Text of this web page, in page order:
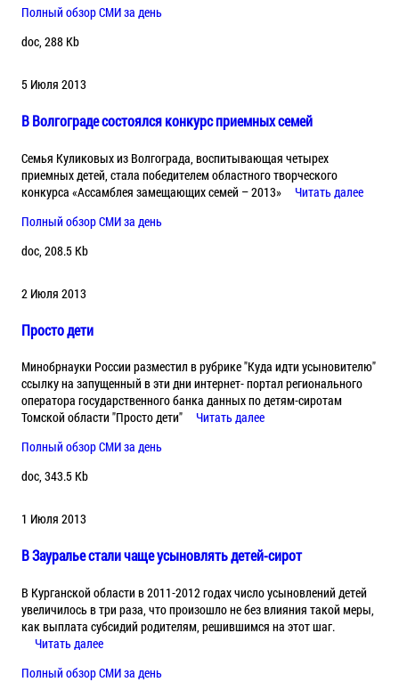
Полный обзор СМИ за день
doc, 288 Kb
5 Июля 2013
В Волгограде состоялся конкурс приемных семей
Семья Куликовых из Волгограда, воспитывающая четырех
приемных детей, стала победителем областного творческого
конкурса «Ассамблея замещающих семей – 2013»
Читать далее
Полный обзор СМИ за день
doc, 208.5 Kb
2 Июля 2013
Просто дети
Минобрнауки России разместил в рубрике "Куда идти усыновителю"
ссылку на запущенный в эти дни интернет- портал регионального
оператора государственного банка данных по детям-сиротам
Томской области "Просто дети"
Читать далее
Полный обзор СМИ за день
doc, 343.5 Kb
1 Июля 2013
В Зауралье стали чаще усыновлять детей-сирот
В Курганской области в 2011-2012 годах число усыновлений детей
увеличилось в три раза, что произошло не без влияния такой меры,
как выплата субсидий родителям, решившимся на этот шаг.
Читать далее
Полный обзор СМИ за день